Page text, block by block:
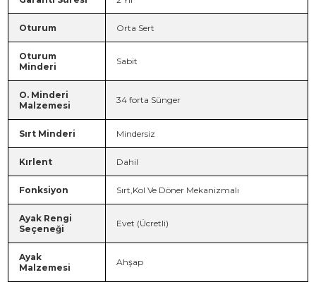
Oturum Orta Sert
Oturum
Minderi
Sabit
O. Minderi
Malzemesi
34 forta Sünger
Sırt Minderi Mindersiz
Kırlent Dahil
Fonksiyon Sırt,Kol Ve Döner Mekanizmalı
Ayak Rengi
Seçeneği
Evet (Ücretli)
Ayak
Malzemesi
Ahşap